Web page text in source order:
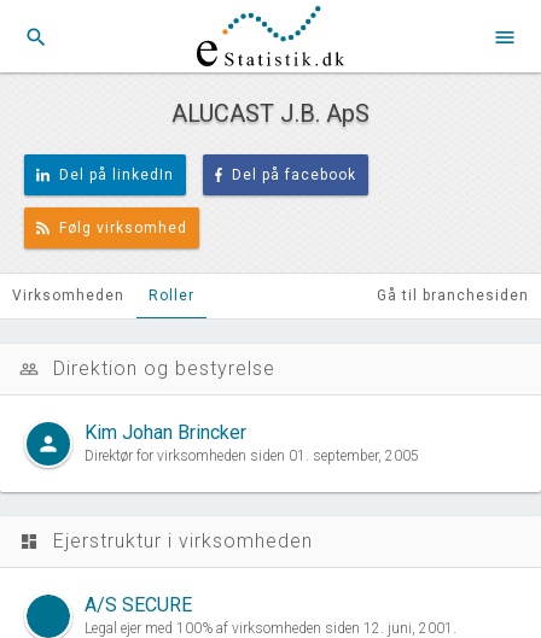
search menu
ALUCAST J.B. ApS
Del på linkedIn Del på facebook
Følg virksomhed
Virksomheden Roller Gå til branchesiden
people_outline Direktion og bestyrelse
person Kim Johan Brincker
Direktør for virksomheden siden 01. september, 2005
dashboard Ejerstruktur i virksomheden
A/S SECURE
Legal ejer med 100% af virksomheden siden 12. juni, 2001.